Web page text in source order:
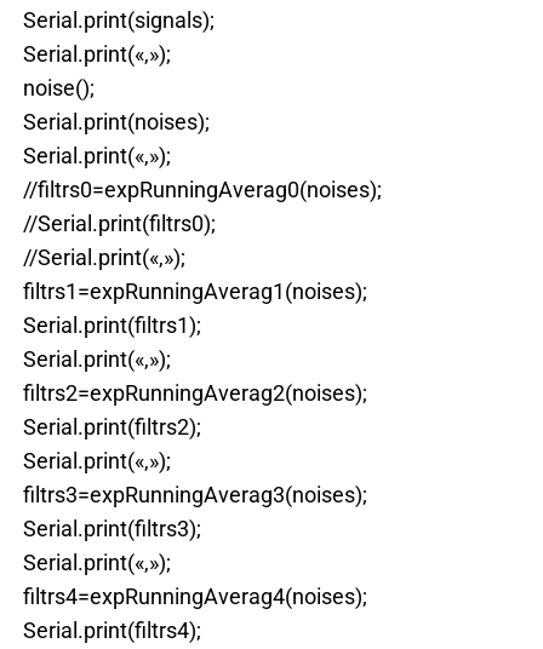
Serial.print(signals);
Serial.print(«,»);
noise();
Serial.print(noises);
Serial.print(«,»);
//filtrs0=expRunningAverag0(noises);
//Serial.print(filtrs0);
//Serial.print(«,»);
filtrs1=expRunningAverag1(noises);
Serial.print(filtrs1);
Serial.print(«,»);
filtrs2=expRunningAverag2(noises);
Serial.print(filtrs2);
Serial.print(«,»);
filtrs3=expRunningAverag3(noises);
Serial.print(filtrs3);
Serial.print(«,»);
filtrs4=expRunningAverag4(noises);
Serial.print(filtrs4);